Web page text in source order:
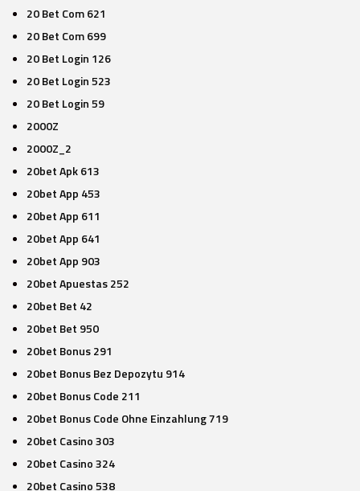
20 Bet Com 621
20 Bet Com 699
20 Bet Login 126
20 Bet Login 523
20 Bet Login 59
2000Z
2000Z_2
20bet Apk 613
20bet App 453
20bet App 611
20bet App 641
20bet App 903
20bet Apuestas 252
20bet Bet 42
20bet Bet 950
20bet Bonus 291
20bet Bonus Bez Depozytu 914
20bet Bonus Code 211
20bet Bonus Code Ohne Einzahlung 719
20bet Casino 303
20bet Casino 324
20bet Casino 538